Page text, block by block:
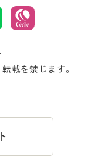
ップ
合載を禁じます。